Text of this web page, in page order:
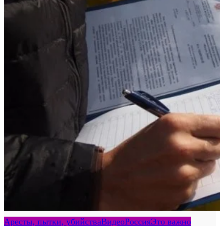
Аресты, пытки, убийстваВидеоРоссияЭто важно